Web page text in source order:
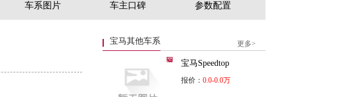
车系图片 车主口碑 参数配置
宝马其他车系 更多>
宝马Speedtop
报价： 0.0-0.0万